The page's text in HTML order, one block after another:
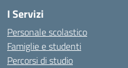
I Servizi
Personale scolastico
Famiglie e studenti
Percorsi di studio